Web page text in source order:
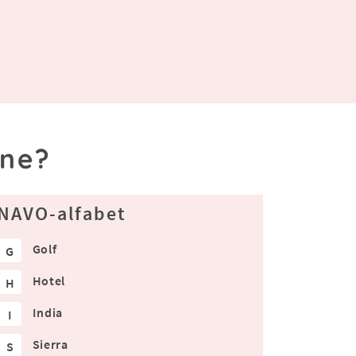
alfabet
G Golf
H Hotel
I India
S Sierra